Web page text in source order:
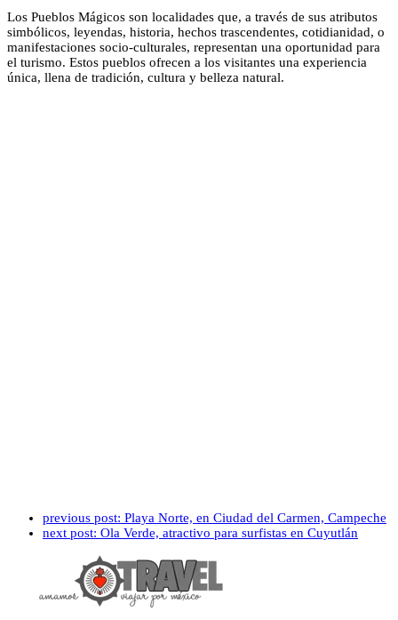
Los Pueblos Mágicos son localidades que, a través de sus atributos
simbólicos, leyendas, historia, hechos trascendentes, cotidianidad, o
manifestaciones socio-culturales, representan una oportunidad para
el turismo. Estos pueblos ofrecen a los visitantes una experiencia
única, llena de tradición, cultura y belleza natural.
previous post: Playa Norte, en Ciudad del Carmen, Campeche
next post: Ola Verde, atractivo para surfistas en Cuyutlán